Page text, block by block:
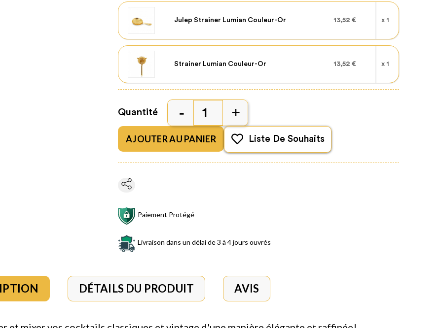
Julep Strainer Lumian Couleur-Or 13,52 € x 1
Strainer Lumian Couleur-Or 13,52 € x 1
Quantité
AJOUTER AU PANIER Liste De Souhaits
Paiement Protégé
Livraison dans un délai de 3 à 4 jours ouvrés
DÉTAILS DU PRODUIT AVIS